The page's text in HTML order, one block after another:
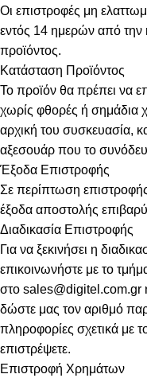
Οι επιστροφές μη
εντός 14 ημερών από την
προϊόντος.
Κατάσταση Προϊόντος
Το προϊόν θα πρέπει να
χωρίς φθορές ή σημάδια
αρχική του συσκευασία,
αξεσουάρ που το
Έξοδα Επιστροφής
Σε περίπτωση
έξοδα αποστολής
Διαδικασία Επιστροφής
Για να ξεκινήσει η
επικοινωνήστε με το
στο sales@digitel.com.gr
δώστε μας τον αριθμό
πληροφορίες σχετικά με
επιστρέψετε.
Επιστροφή Χρημάτων